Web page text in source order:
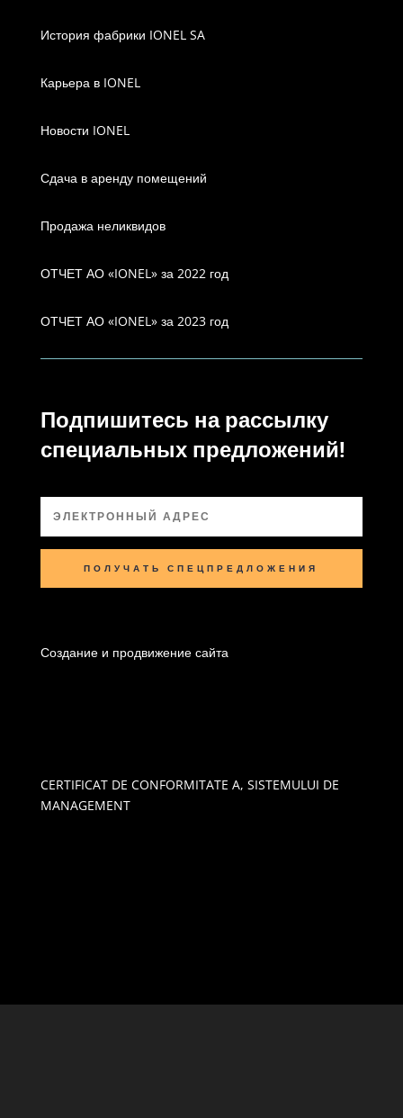
История фабрики IONEL SA
Карьера в IONEL
Новости IONEL
Сдача в аренду помещений
Продажа неликвидов
ОТЧЕТ АО «IONEL» за 2022 год
ОТЧЕТ АО «IONEL» за 2023 год
Подпишитесь на рассылку
специальных предложений!
ПОЛУЧАТЬ СПЕЦПРЕДЛОЖЕНИЯ
Создание и продвижение сайта
CERTIFICAT DE CONFORMITATE A, SISTEMULUI DE
MANAGEMENT